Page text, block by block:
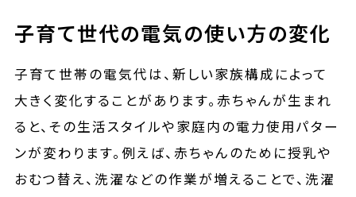
子育て世代の電気の使い方の変化
子育て世帯の電気代は、新しい家族構成によって
大きく変化することがあります。赤ちゃんが生まれ
ると、その生活スタイルや家庭内の電力使用パター
ンが変わります。例えば、赤ちゃんのために授乳や
おむつ替え、洗濯などの作業が増えることで、洗濯